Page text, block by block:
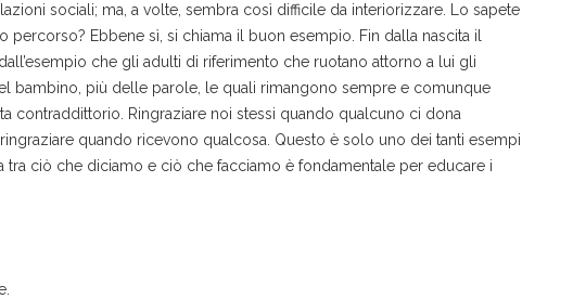
sociali; ma, a volte, sembra così difficile da interiorizzare. Lo sapete
Ebbene sì, si chiama il buon esempio. Fin dalla nascita il
che gli adulti di riferimento che ruotano attorno a lui gli
bambino, più delle parole, le quali rimangono sempre e comunque
contraddittorio. Ringraziare noi stessi quando qualcuno ci dona
quando ricevono qualcosa. Questo è solo uno dei tanti esempi
ciò che diciamo e ciò che facciamo è fondamentale per educare i